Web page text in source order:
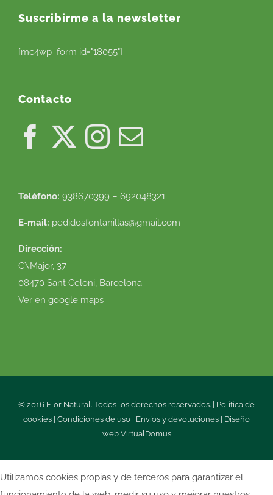
Suscribirme a la newsletter
[mc4wp_form id="18055"]
Contacto
Teléfono: 938670399 – 692048321
E-mail: pedidosfontanillas@gmail.com
Dirección:
C\Major, 37
08470 Sant Celoni, Barcelona
Ver en google maps
© 2016 Flor Natural. Todos los derechos reservados. | Política de
cookies Condiciones de uso Envíos y devoluciones
Diseño
web VirtualDomus
Utilizamos cookies propias y de terceros para garantizar el